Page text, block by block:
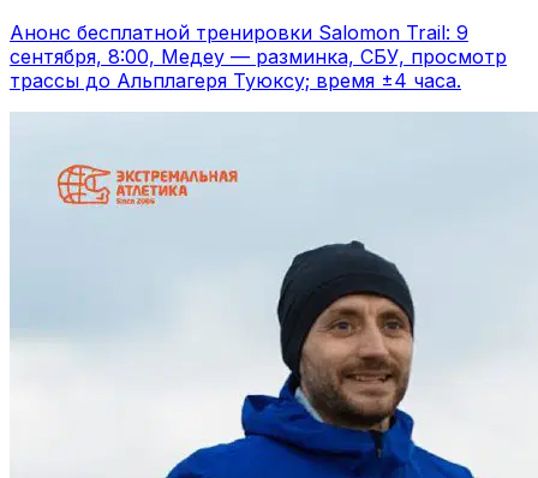
Анонс бесплатной тренировки Salomon Trail: 9
сентября, 8:00, Медеу — разминка, СБУ, просмотр
трассы до Альплагеря Туюксу; время ±4 часа.